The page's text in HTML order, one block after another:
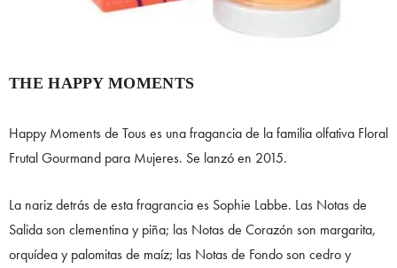
THE HAPPY MOMENTS
Happy Moments de Tous es una fragancia de la familia olfativa Floral
Frutal Gourmand para Mujeres. Se lanzó en 2015.
La nariz detrás de esta fragrancia es Sophie Labbe. Las Notas de
Salida son clementina y piña; las Notas de Corazón son margarita,
orquídea y palomitas de maíz; las Notas de Fondo son cedro y